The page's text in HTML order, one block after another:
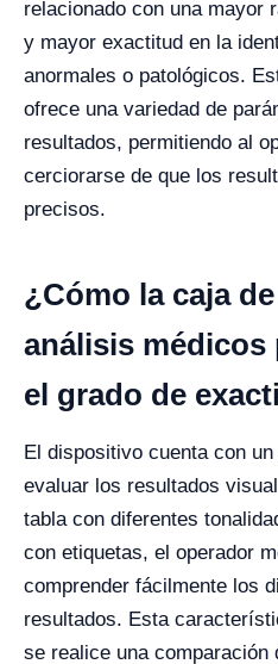
relacionado con una mayor
y mayor exactitud en la
anormales o patológicos.
ofrece una variedad de
resultados, permitiendo al
cerciorarse de que los
precisos.
¿Cómo la caja
análisis médicos
el grado de
El dispositivo cuenta con
evaluar los resultados
tabla con diferentes
con etiquetas, el operador
comprender fácilmente los
resultados. Esta
se realice una comparación